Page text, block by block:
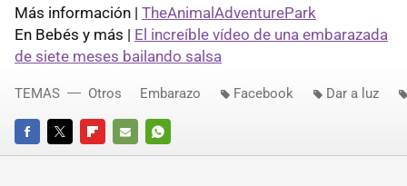
Más información | TheAnimalAdventurePark
En Bebés y más | El increíble vídeo de una embarazada
de siete meses bailando salsa
FACEBOOKTWITTERFLIPBOARD
E-
WHATSAPP
TEMAS Otros Embarazo Facebook Dar a luz